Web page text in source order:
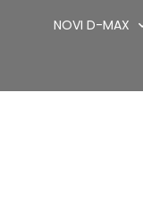
NOVI D-MAX